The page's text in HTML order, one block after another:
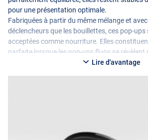
pour une présentation optimale.
Fabriquées à partir du même mélange et
déclencheurs que les bouillettes, ces pop-
acceptées comme nourriture. Elles
parfaite lorsque les pop-ups fluos se révèlent
plus, elles diffusent progressivement des
Lire d'avantage